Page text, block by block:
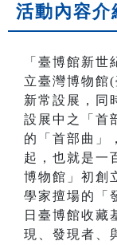
活動內容介
「臺博館新
立臺灣博物館
新常設展，同
設展中之「首
的「首部曲」
起，也就是一
博物館」初創
學家擅場的「
日臺博館收藏
現、發現者、